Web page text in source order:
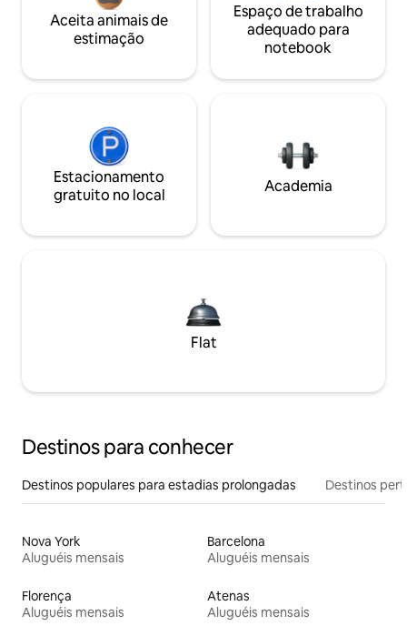
Aceita animais de
estimação
Espaço de trabalho
adequado para
notebook
Estacionamento
gratuito no local
Academia
Flat
Destinos para conhecer
Destinos populares para estadias prolongadas Destinos
Nova York
Aluguéis mensais
Barcelona
Aluguéis mensais
Florença
Aluguéis mensais
Atenas
Aluguéis mensais